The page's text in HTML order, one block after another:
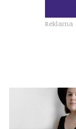
Reklama